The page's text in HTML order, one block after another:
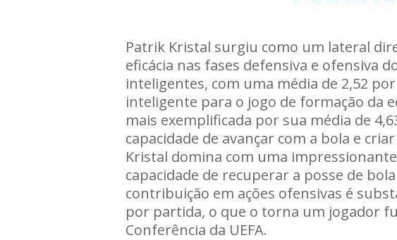
Patrik Kristal surgiu como um lateral
eficácia nas fases defensiva e ofensiva
inteligentes, com uma média de 2,52
inteligente para o jogo de formação da
mais exemplificada por sua média de
capacidade de avançar com a bola e
Kristal domina com uma
capacidade de recuperar a posse de
contribuição em ações ofensivas é
por partida, o que o torna um jogador
Conferência da UEFA.